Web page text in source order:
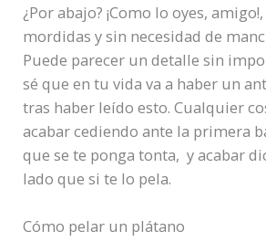
¿Por abajo? ¡Como lo oyes,
mordidas y sin necesidad de
Puede parecer un detalle sin
sé que en tu vida va a haber un
tras haber leído esto. Cualquier
acabar cediendo ante la primera
que se te ponga tonta, y acabar
lado que si te lo pela.
Cómo pelar un plátano